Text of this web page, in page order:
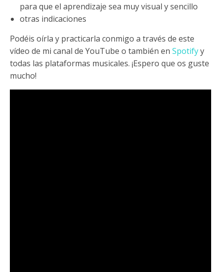
para que el aprendizaje sea muy visual y sencillo
otras indicaciones
Podéis oírla y practicarla conmigo a través de este
vídeo de mi canal de YouTube o también en Spotifyy
todas las plataformas musicales. ¡Espero que os guste
mucho!